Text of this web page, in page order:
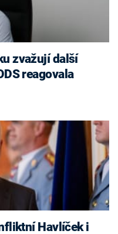
reagovala